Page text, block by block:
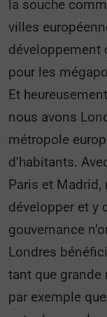
la souche
villes
développement
pour les
Et
nous avons
métropole
d’habitants.
Paris et Madrid,
développer et y
gouvernance
Londres
tant que grande
par exemple